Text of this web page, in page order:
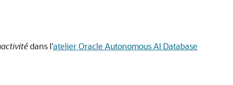
dans l'atelier Oracle Autonomous AI Database